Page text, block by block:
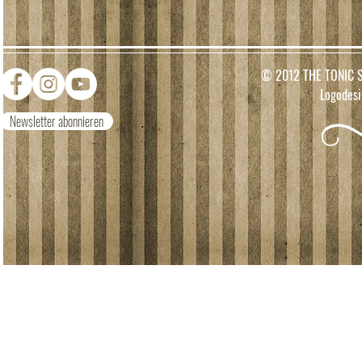
Newsletter abonnieren
© 2012 THE TONIC